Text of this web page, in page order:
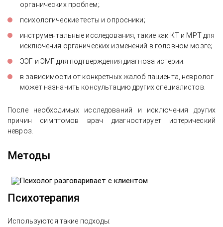
органических проблем;.
психологические тесты и опросники;
инструментальные исследования, такие как КТ и МРТ для
исключения органических изменений в головном мозге;
ЭЭГ и ЭМГ для подтверждения диагноза истерии.
в зависимости от конкретных жалоб пациента, невролог
может назначить консультацию других специалистов.
После необходимых исследований и исключения других
причин симптомов врач диагностирует истерический
невроз.
Методы
Психотерапия
Используются такие подходы: